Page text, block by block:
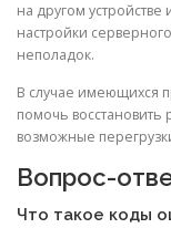
на другом устройстве
настройки
неполадок.
В случае имеющихся
помочь
возможные
Вопрос-
Что такое коды